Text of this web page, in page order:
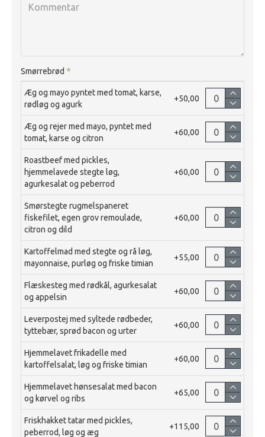
Smørrebrød
Æg og mayo pyntet med tomat, karse,
rødløg og agurk
+50,00
Æg og rejer med mayo, pyntet med
tomat, karse og citron
+60,00
Roastbeef med pickles,
hjemmelavede stegte løg,
agurkesalat og peberrod
+60,00
Smørstegte rugmelspaneret
fiskefilet, egen grov remoulade,
citron og dild
+60,00
Kartoffelmad med stegte og rå løg,
mayonnaise, purløg og friske timian
+55,00
Flæskesteg med rødkål, agurkesalat
og appelsin
+60,00
Leverpostej med syltede rødbeder,
tyttebær, sprød bacon og urter
+60,00
Hjemmelavet frikadelle med
kartoffelsalat, løg og friske timian
+60,00
Hjemmelavet hønsesalat med bacon
og kørvel og ribs
+65,00
Friskhakket tatar med pickles,
peberrod, løg og æg
+115,00